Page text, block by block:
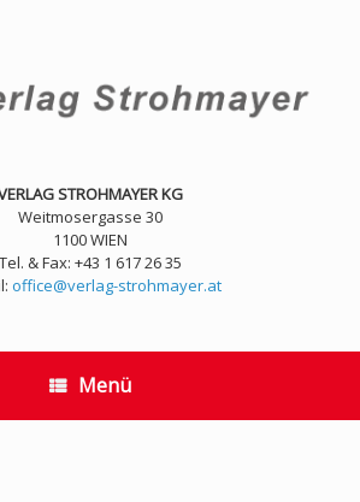
STROHMAYER KG
Weitmosergasse 30
1100 WIEN
Tel. & Fax: +43 1 617 26 35
office@verlag-strohmayer.at
Menü